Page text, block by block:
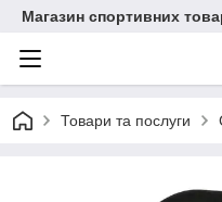
Магазин спортивних
Товари та послуги